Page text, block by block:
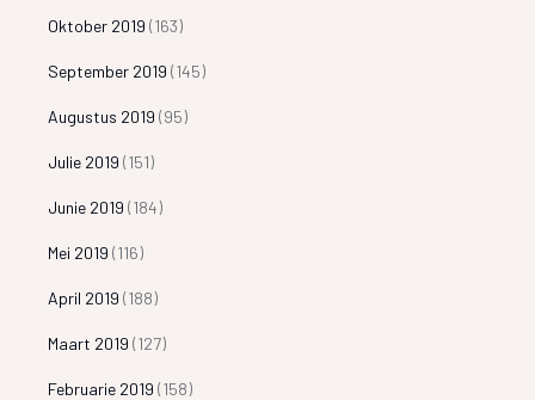
Oktober 2019 (163)
September 2019 (145)
Augustus 2019 (95)
Julie 2019 (151)
Junie 2019 (184)
Mei 2019 (116)
April 2019 (188)
Maart 2019 (127)
Februarie 2019 (158)